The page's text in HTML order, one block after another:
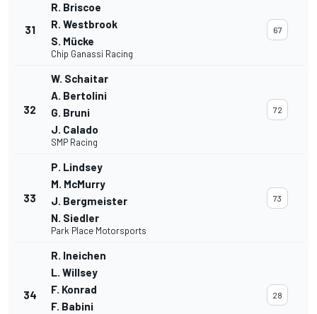
31
R. Briscoe
R. Westbrook
S. Mücke
Chip Ganassi Racing
67
32
W. Schaitar
A. Bertolini
G. Bruni
J. Calado
SMP Racing
72
33
P. Lindsey
M. McMurry
J. Bergmeister
N. Siedler
Park Place Motorsports
73
34
R. Ineichen
L. Willsey
F. Konrad
F. Babini
28